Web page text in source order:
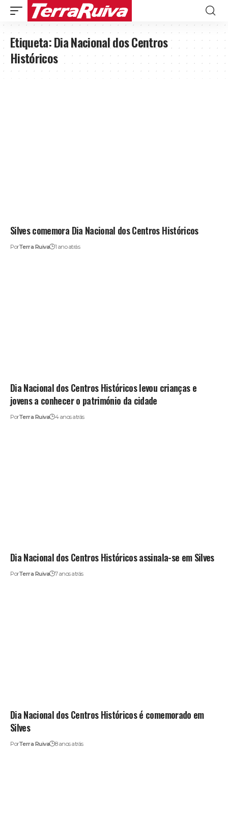
Etiqueta:Dia Nacional dos Centros
Históricos
Silves comemora Dia Nacional dos Centros Históricos
PorTerra Ruiva 1 ano atrás
Dia Nacional dos Centros Históricos levou crianças e
jovens a conhecer o património da cidade
PorTerra Ruiva 4 anos atrás
Dia Nacional dos Centros Históricos assinala-se em Silves
PorTerra Ruiva 7 anos atrás
Dia Nacional dos Centros Históricos é comemorado em
Silves
PorTerra Ruiva 8 anos atrás